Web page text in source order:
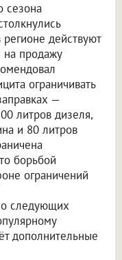
сезона
действуют
на продажу
ограничивать
—
литров дизеля,
и 80 литров
борьбой
ограничений
следующих
дополнительные